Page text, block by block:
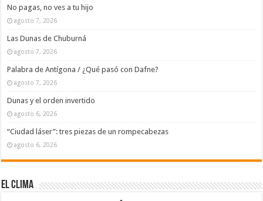
No pagas, no ves a tu hijo
agosto 7, 2026
Las Dunas de Chuburná
agosto 7, 2026
Palabra de Antígona / ¿Qué pasó con Dafne?
agosto 7, 2026
Dunas y el orden invertido
agosto 6, 2026
“Ciudad láser”: tres piezas de un rompecabezas
agosto 6, 2026
El Clima